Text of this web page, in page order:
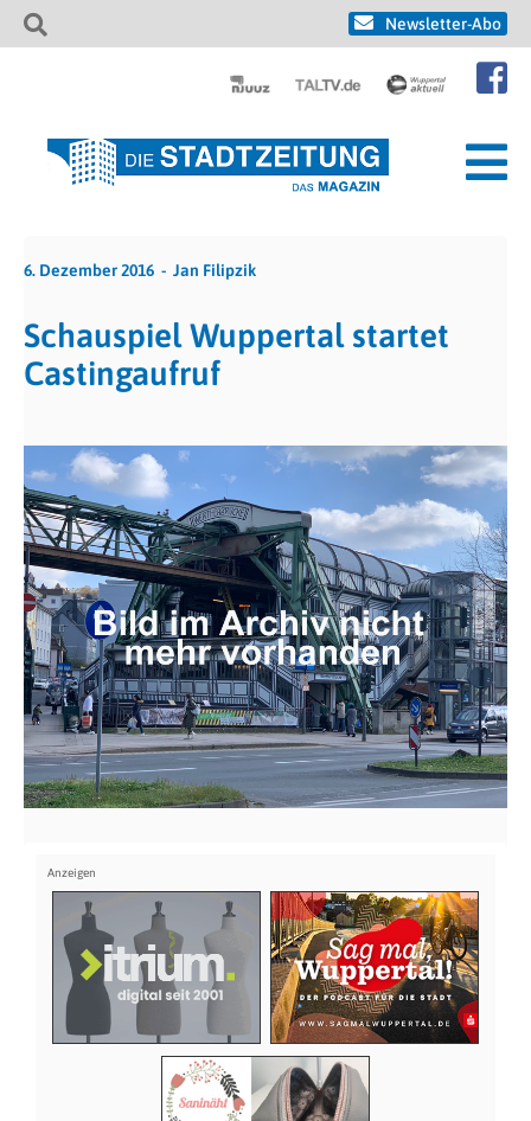
Newsletter-Abo
6. Dezember 2016 Jan Filipzik
Schauspiel Wuppertal startet
Castingaufruf